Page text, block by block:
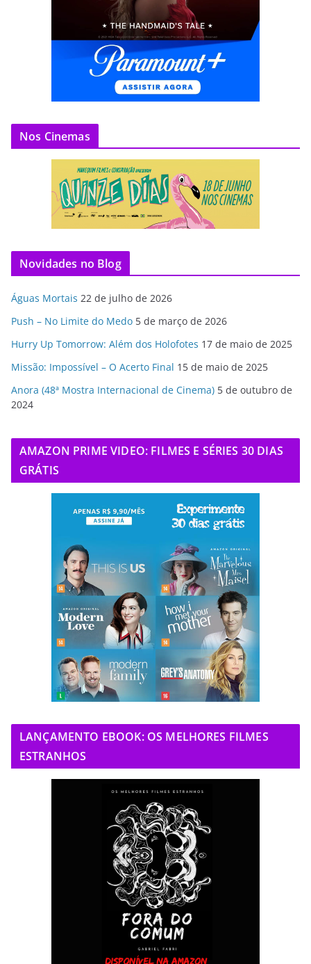
Nos Cinemas
Novidades no Blog
Águas Mortais 22 de julho de 2026
Push – No Limite do Medo 5 de março de 2026
Hurry Up Tomorrow: Além dos Holofotes 17 de maio de 2025
Missão: Impossível – O Acerto Final 15 de maio de 2025
Anora (48ª Mostra Internacional de Cinema) 5 de outubro de
2024
AMAZON PRIME VIDEO: FILMES E SÉRIES 30 DIAS
GRÁTIS
LANÇAMENTO EBOOK: OS MELHORES FILMES
ESTRANHOS